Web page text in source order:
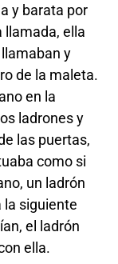
y barata por
llamada, ella
y
de la maleta.
en la
ladrones y
las puertas,
como si
un ladrón
la siguiente
el ladrón
ella.